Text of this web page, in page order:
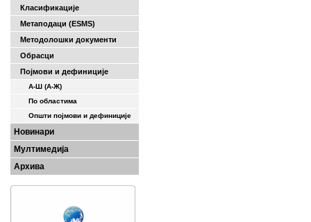
Класификације
Метаподаци (ESMS)
Методолошки документи
Обрасци
Појмови и дефиниције
А-Ш (A-Ж)
По областима
Општи појмови и дефиниције
Новинари
Мултимедија
Архива